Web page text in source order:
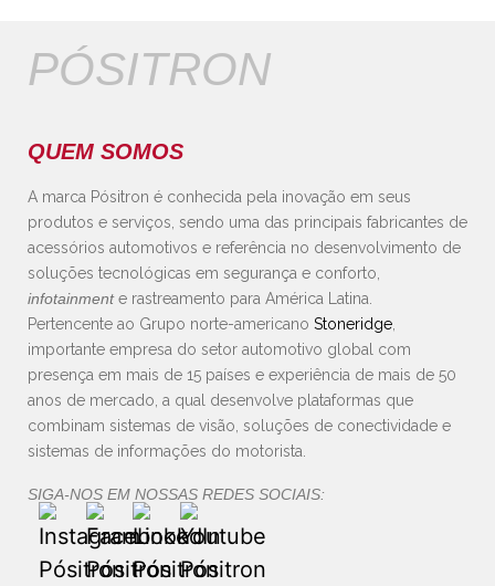
PÓSITRON
QUEM SOMOS
A marca Pósitron é conhecida pela inovação em seus
produtos e serviços, sendo uma das principais fabricantes de
acessórios automotivos e referência no desenvolvimento de
soluções tecnológicas em segurança e conforto,
infotainmente rastreamento para América Latina.
Pertencente ao Grupo norte-americano Stoneridge
importante empresa do setor automotivo global com
presença em mais de 15 países e experiência de mais de 50
anos de mercado, a qual desenvolve plataformas que
combinam sistemas de visão, soluções de conectividade e
sistemas de informações do motorista.
SIGA-NOS EM NOSSAS REDES SOCIAIS: